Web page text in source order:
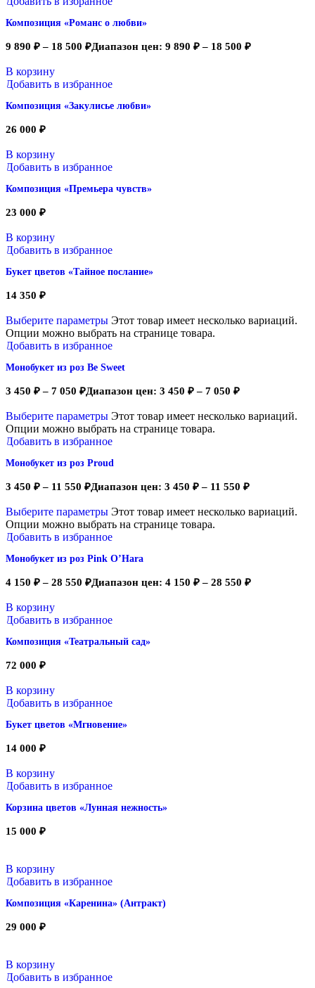
Композиция «Романс о любви»
9 890 ₽ – 18 500 ₽Диапазон цен: 9 890 ₽ – 18 500 ₽
В корзину
Добавить в избранное
Композиция «Закулисье любви»
26 000 ₽
В корзину
Добавить в избранное
Композиция «Премьера чувств»
23 000 ₽
В корзину
Добавить в избранное
Букет цветов «Тайное послание»
14 350 ₽
Выберите параметры Этот товар имеет несколько вариаций.
Опции можно выбрать на странице товара.
Добавить в избранное
Монобукет из роз Be Sweet
3 450 ₽ – 7 050 ₽Диапазон цен: 3 450 ₽ – 7 050 ₽
Выберите параметры Этот товар имеет несколько вариаций.
Опции можно выбрать на странице товара.
Добавить в избранное
Монобукет из роз Proud
3 450 ₽ – 11 550 ₽Диапазон цен: 3 450 ₽ – 11 550 ₽
Выберите параметры Этот товар имеет несколько вариаций.
Опции можно выбрать на странице товара.
Добавить в избранное
Монобукет из роз Pink O’Hara
4 150 ₽ – 28 550 ₽Диапазон цен: 4 150 ₽ – 28 550 ₽
В корзину
Добавить в избранное
Композиция «Театральный сад»
72 000 ₽
В корзину
Добавить в избранное
Букет цветов «Мгновение»
14 000 ₽
В корзину
Добавить в избранное
Корзина цветов «Лунная нежность»
15 000 ₽
В корзину
Добавить в избранное
Композиция «Каренина» (Антракт)
29 000 ₽
В корзину
Добавить в избранное